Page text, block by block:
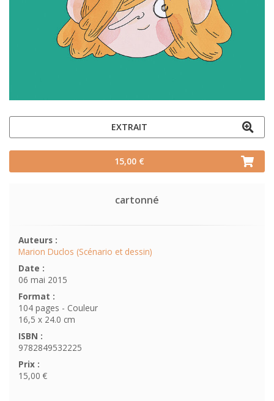
EXTRAIT
15,00 €
cartonné
Auteurs :
Marion Duclos (Scénario et dessin)
Date :
06 mai 2015
Format :
104 pages - Couleur
16,5 x 24.0 cm
ISBN :
9782849532225
Prix :
15,00 €